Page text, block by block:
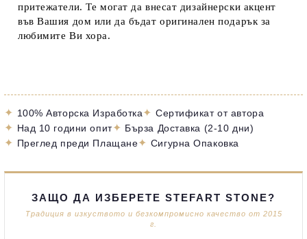
притежатели. Те могат да внесат дизайнерски акцент
във Вашия дом или да бъдат оригинален подарък за
любимите Ви хора.
✦ 100% Авторска Изработка✦ Сертификат от автора
✦ Над 10 години опит✦ Бърза Доставка (2-10 дни)
✦ Преглед преди Плащане✦ Сигурна Опаковка
ЗАЩО ДА ИЗБЕРЕТЕ STEFART STONE?
Традиция в изкуството и безкомпромисно качество от 2015
г.